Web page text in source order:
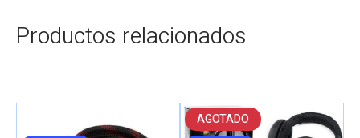
Productos relacionados
AGOTADO